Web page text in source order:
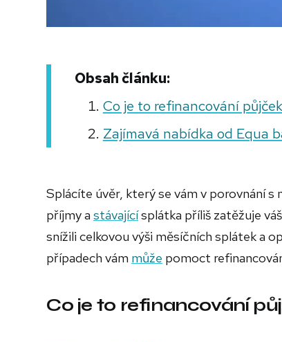
Obsah článku:
Co je to refinancování
Zajímavá nabídka od Equa
Splácíte úvěr, který se vám v porovnání s
příjmy a stávajícísplátka příliš zatěžuje
snížili celkovou výši měsíčních splátek a
případech vám může pomoct
Co je to refinancování